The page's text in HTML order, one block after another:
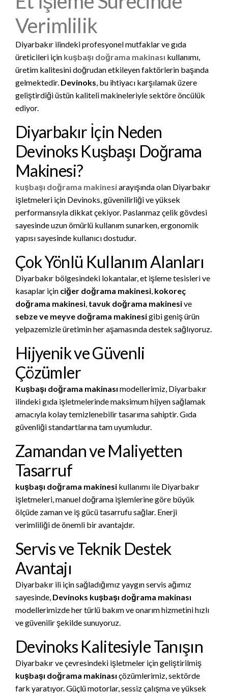
Verimlilik
Diyarbakır ilindeki profesyonel mutfaklar ve gıda
üreticileri için kuşbaşı doğrama makinası kullanımı,
üretim kalitesini doğrudan etkileyen faktörlerin başında
gelmektedir. Devinoks, bu ihtiyacı karşılamak üzere
geliştirdiği üstün kaliteli makineleriyle sektöre öncülük
ediyor.
Diyarbakır İçin Neden
Devinoks Kuşbaşı Doğrama
Makinesi?
kuşbaşı doğrama makinesiarayışında olan Diyarbakır
işletmeleri için Devinoks, güvenilirliği ve yüksek
performansıyla dikkat çekiyor. Paslanmaz çelik gövdesi
sayesinde uzun ömürlü kullanım sunarken, ergonomik
yapısı sayesinde kullanıcı dostudur.
Çok Yönlü Kullanım Alanları
Diyarbakır bölgesindeki lokantalar, et işleme tesisleri ve
kasaplar için ciğer doğrama makinesi, kokoreç
doğrama makinesi, tavuk doğrama makinesive
sebze ve meyve doğrama makinesigibi geniş ürün
yelpazemizle üretimin her aşamasında destek sağlıyoruz.
Hijyenik ve Güvenli
Çözümler
Kuşbaşı doğrama makinası modellerimiz, Diyarbakır
ilindeki gıda işletmelerinde maksimum hijyen sağlamak
amacıyla kolay temizlenebilir tasarıma sahiptir. Gıda
güvenliği standartlarına tam uyumludur.
Zamandan ve Maliyetten
Tasarruf
kuşbaşı doğrama makinesi kullanımı ile Diyarbakır
işletmeleri, manuel doğrama işlemlerine göre büyük
ölçüde zaman ve iş gücü tasarrufu sağlar. Enerji
verimliliği de önemli bir avantajdır.
Servis ve Teknik Destek
Avantajı
Diyarbakır ili için sağladığımız yaygın servis ağımız
sayesinde, Devinoks kuşbaşı doğrama makinası
modellerimizde her türlü bakım ve onarım hizmetini hızlı
ve güvenilir şekilde sunuyoruz.
Devinoks Kalitesiyle Tanışın
Diyarbakır ve çevresindeki işletmeler için geliştirilmiş
kuşbaşı doğrama makinası çözümlerimiz, sektörde
fark yaratıyor. Güçlü motorlar, sessiz çalışma ve yüksek